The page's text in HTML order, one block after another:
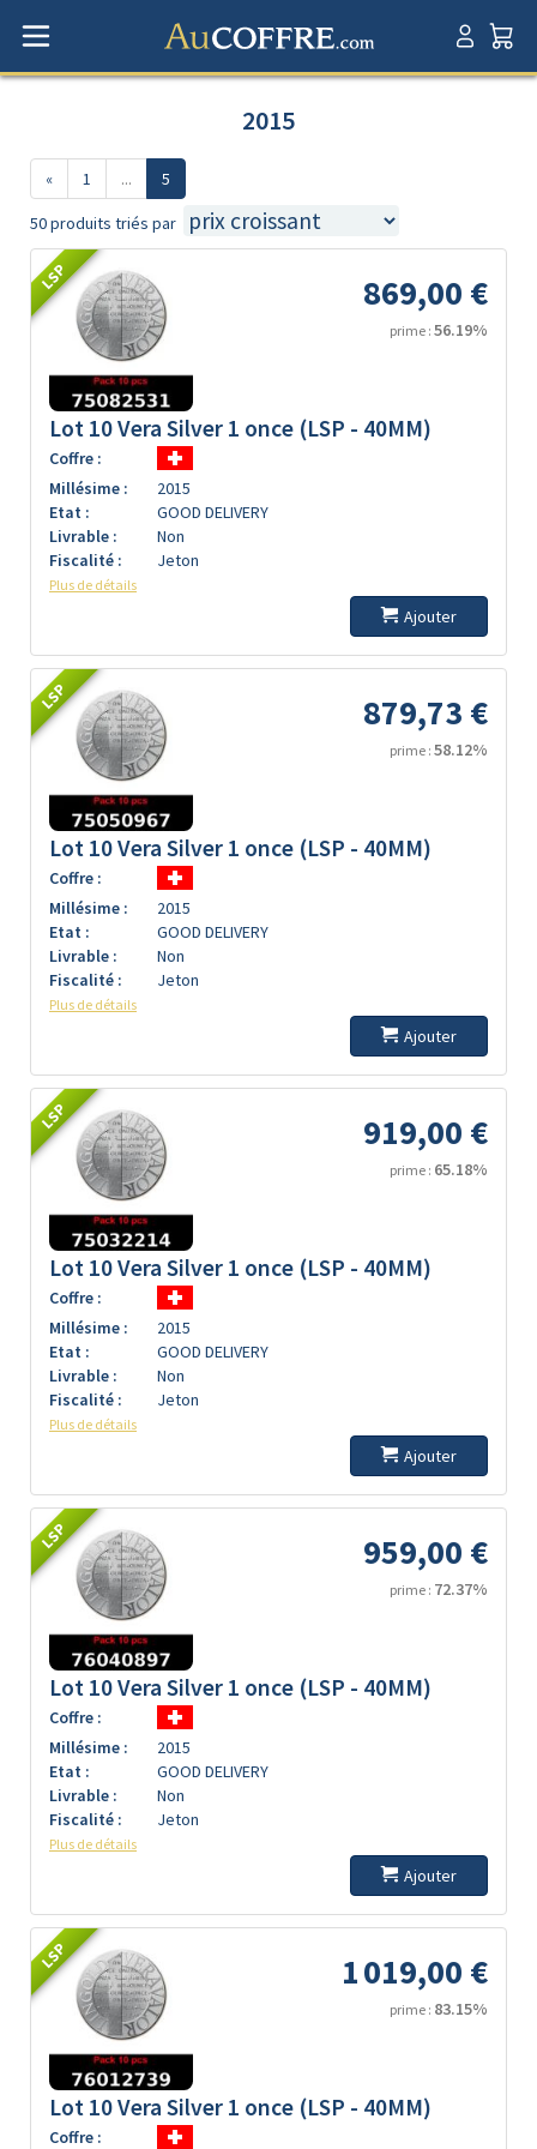
2015
« 1 ... 5
50 produits triés par
LSP 869,00 €
prime : 56.19%
Lot 10 Vera Silver 1 once (LSP - 40MM)
Coffre :
Millésime :
2015
Etat :
GOOD DELIVERY
Livrable :
Non
Fiscalité :
Jeton
Plus de détails
Ajouter
LSP 879,73 €
prime : 58.12%
Lot 10 Vera Silver 1 once (LSP - 40MM)
Coffre :
Millésime :
2015
Etat :
GOOD DELIVERY
Livrable :
Non
Fiscalité :
Jeton
Plus de détails
Ajouter
LSP 919,00 €
prime : 65.18%
Lot 10 Vera Silver 1 once (LSP - 40MM)
Coffre :
Millésime :
2015
Etat :
GOOD DELIVERY
Livrable :
Non
Fiscalité :
Jeton
Plus de détails
Ajouter
LSP 959,00 €
prime : 72.37%
Lot 10 Vera Silver 1 once (LSP - 40MM)
Coffre :
Millésime :
2015
Etat :
GOOD DELIVERY
Livrable :
Non
Fiscalité :
Jeton
Plus de détails
Ajouter
LSP 1 019,00 €
prime : 83.15%
Lot 10 Vera Silver 1 once (LSP - 40MM)
Coffre :